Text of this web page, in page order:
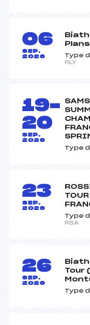
06
SEP.
2026
Type
RLY
19-
20
SEP.
2026
Type
23
SEP.
2026
Type
RSA
26
SEP.
2026
Tour
Type